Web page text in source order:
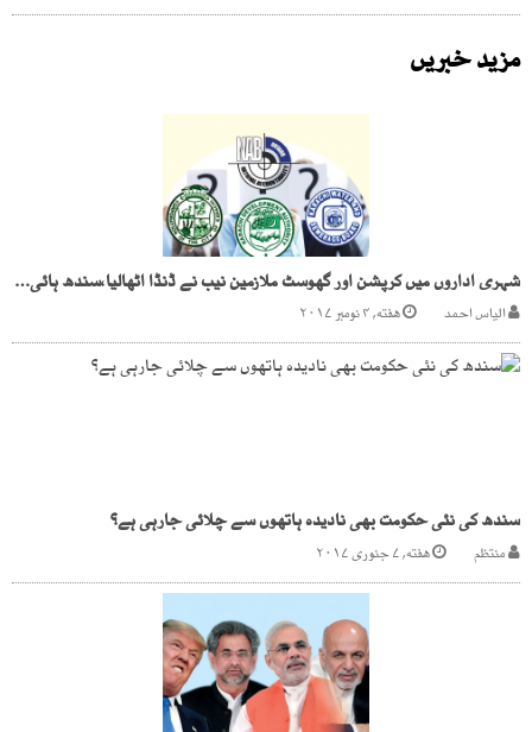
مزید خبریں
شہری اداروں میں کرپشن اور گھوسٹ ملازمین نیب نے ڈنڈا اٹھالیا،سندھ ہائی کورٹ بھی متحرک
الیاس احمد هفته, ۴ نومبر ۲۰۱۷
سندھ کی نئی حکومت بھی نادیدہ ہاتھوں سے چلائی جارہی ہے؟
منتظم هفته, ۷ جنوری ۲۰۱۷